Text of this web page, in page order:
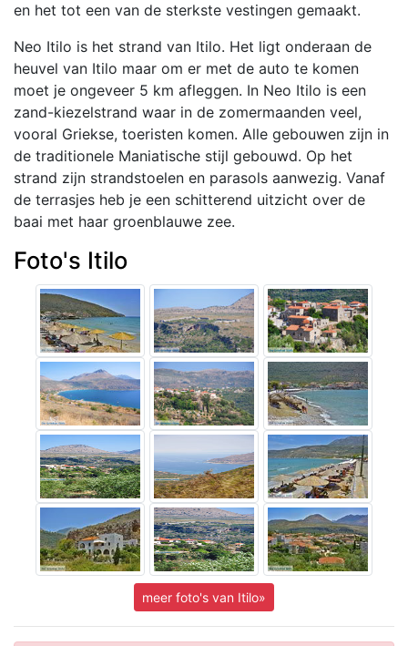
en het tot een van de sterkste vestingen gemaakt.
Neo Itilo is het strand van Itilo. Het ligt onderaan de
heuvel van Itilo maar om er met de auto te komen
moet je ongeveer 5 km afleggen. In Neo Itilo is een
zand-kiezelstrand waar in de zomermaanden veel,
vooral Griekse, toeristen komen. Alle gebouwen zijn in
de traditionele Maniatische stijl gebouwd. Op het
strand zijn strandstoelen en parasols aanwezig. Vanaf
de terrasjes heb je een schitterend uitzicht over de
baai met haar groenblauwe zee.
Foto's Itilo
meer foto's van Itilo»